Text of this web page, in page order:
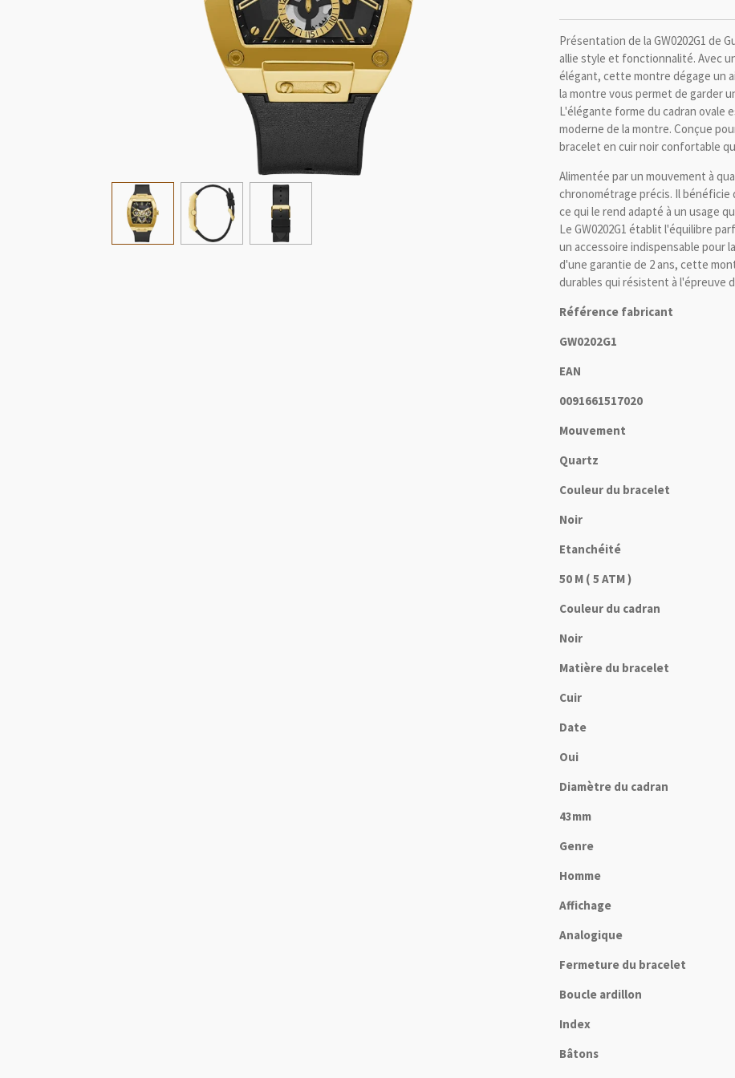
Présentation de la GW0202G1 de
allie style et fonctionnalité. Avec
élégant, cette montre dégage un
la montre vous permet de garder
L'élégante forme du cadran
moderne de la montre. Conçue
bracelet en cuir noir confortable
Alimentée par un mouvement à
chronométrage précis. Il bénéficie
ce qui le rend adapté à un usage
Le GW0202G1 établit l'équilibre
un accessoire indispensable pour
d'une garantie de 2 ans, cette
durables qui résistent à l'épreuve
Référence fabricant
GW0202G1
EAN
0091661517020
Mouvement
Quartz
Couleur du bracelet
Noir
Etanchéité
50 M ( 5 ATM )
Couleur du cadran
Noir
Matière du bracelet
Cuir
Date
Oui
Diamètre du cadran
43mm
Genre
Homme
Affichage
Analogique
Fermeture du bracelet
Boucle ardillon
Index
Bâtons